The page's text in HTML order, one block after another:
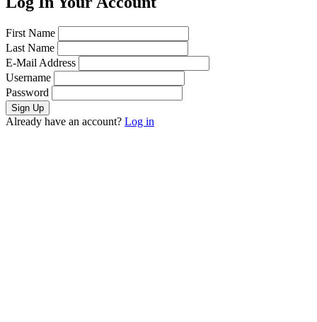
First Name
Last Name
E-Mail Address
Username
Password
Already have an account? Log in